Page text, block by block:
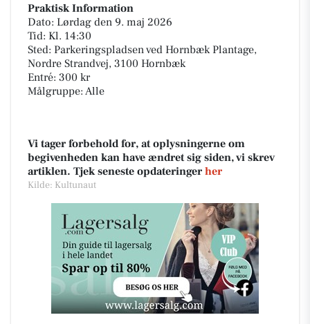
Praktisk Information
Dato: Lørdag den 9. maj 2026
Tid: Kl. 14:30
Sted: Parkeringspladsen ved Hornbæk Plantage,
Nordre Strandvej, 3100 Hornbæk
Entré: 300 kr
Målgruppe: Alle
Vi tager forbehold for, at oplysningerne om
begivenheden kan have ændret sig siden, vi skrev
artiklen. Tjek seneste opdateringer her
Kilde: Kultunaut